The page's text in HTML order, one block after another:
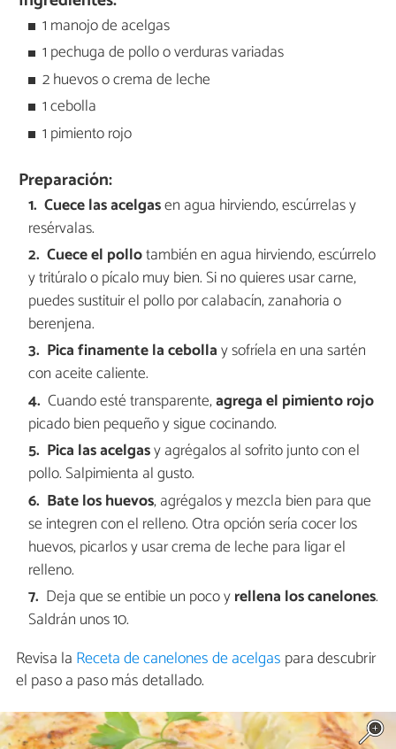
1 manojo de acelgas
1 pechuga de pollo o verduras variadas
2 huevos o crema de leche
1 cebolla
1 pimiento rojo
Preparación:
Cuece las acelgasen agua hirviendo, escúrrelas y
resérvalas.
Cuece el pollotambién en agua hirviendo, escúrrelo
y tritúralo o pícalo muy bien. Si no quieres usar carne,
puedes sustituir el pollo por calabacín, zanahoria o
berenjena.
Pica finamente la cebollay sofríela en una sartén
con aceite caliente.
Cuando esté transparente,agrega el pimiento rojo
picado bien pequeño y sigue cocinando.
Pica las acelgasy agrégalos al sofrito junto con el
pollo. Salpimienta al gusto.
Bate los huevos, agrégalos y mezcla bien para que
se integren con el relleno. Otra opción sería cocer los
huevos, picarlos y usar crema de leche para ligar el
relleno.
Deja que se entibie un poco yrellena los canelones.
Saldrán unos 10.
Revisa la Receta de canelones de acelgas para descubrir
el paso a paso más detallado.